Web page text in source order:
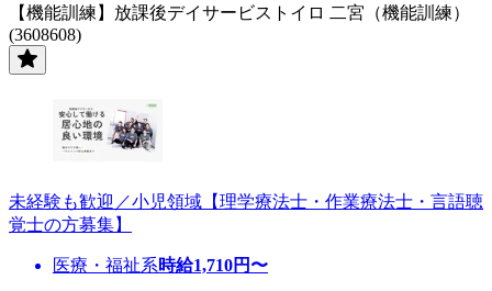
【機能訓練】放課後デイサービストイロ 二宮（機能訓練）
(3608608)
未経験も歓迎／小児領域【理学療法士・作業療法士・言語聴
覚士の方募集】
医療・福祉系時給1,710円〜